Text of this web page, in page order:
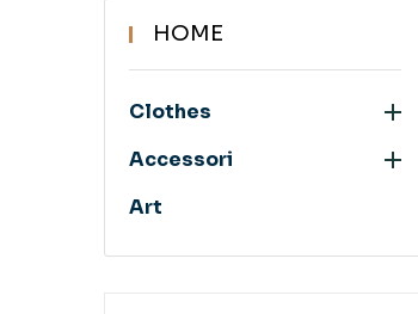
HOME
Clothes 
Accessori 
Art